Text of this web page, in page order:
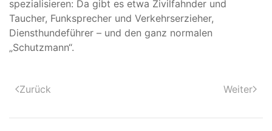
spezialisieren: Da gibt es etwa Zivilfahnder und
Taucher, Funksprecher und Verkehrserzieher,
Diensthundeführer – und den ganz normalen
„Schutzmann“.
Zurück Weiter